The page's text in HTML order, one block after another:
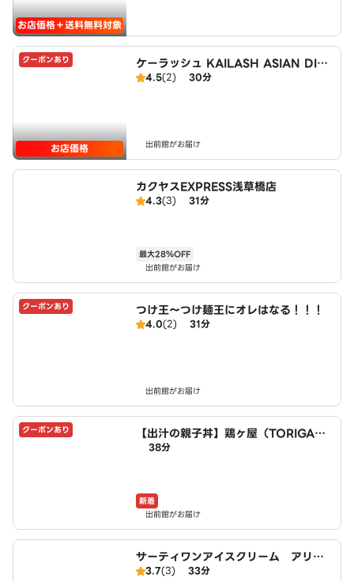
お店価格＋送料無料対象
クーポンあり
お店価格
ケーラッシュ KAILASH ASIAN DINI
NG＆BAR
4.5(2) 30分
出前館がお届け
カクヤスEXPRESS浅草橋店
4.3(3) 31分
最大28％OFF
出前館がお届け
クーポンあり つけ王～つけ麺王にオレはなる！！！
4.0(2) 31分
出前館がお届け
クーポンあり
【出汁の親子丼】鶏ヶ屋（TORIGAY
A）～東陽町店～
38分
新着
出前館がお届け
サーティワンアイスクリーム アリオ
北砂店
3.7(3) 33分